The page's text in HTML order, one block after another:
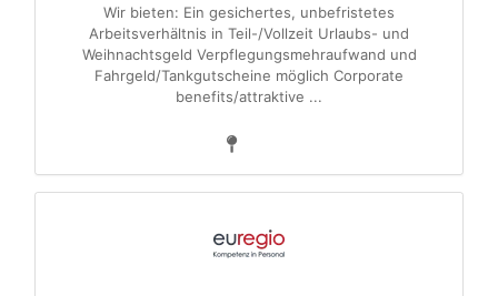
Wir bieten: Ein gesichertes, unbefristetes
Arbeitsverhältnis in Teil-/Vollzeit Urlaubs- und
Weihnachtsgeld Verpflegungsmehraufwand und
Fahrgeld/Tankgutscheine möglich Corporate
benefits/attraktive ...